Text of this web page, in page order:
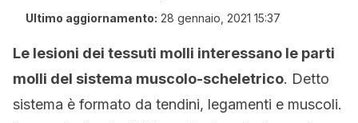
Ultimo aggiornamento: 28 gennaio, 2021 15:37
Le lesioni dei tessuti molli interessano le parti
molli del sistema muscolo-scheletrico. Detto
sistema è formato da tendini, legamenti e muscoli.